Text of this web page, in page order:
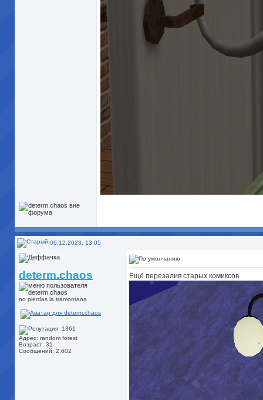
06.12.2023, 13:05
determ.chaos
no pierdas la tramontana
Адрес: random forest
Возраст: 31
Сообщений: 2,602
Ещё перезалив старых комиксов